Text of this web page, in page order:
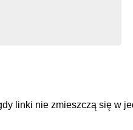
linki nie zmieszczą się w